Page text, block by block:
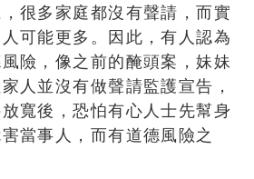
很多家庭都沒有聲請，而實
可能更多。因此，有人認為
險，像之前的醃頭案，妹妹
人並沒有做聲請監護宣告，
寬後，恐怕有心人士先幫身
當事人，而有道德風險之